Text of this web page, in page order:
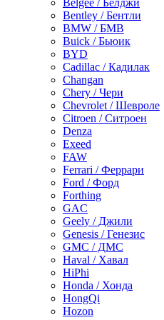
Belgee / Белджи
Bentley / Бентли
BMW / БМВ
Buick / Бьюик
BYD
Cadillac / Кадилак
Changan
Chery / Чери
Chevrolet / Шевроле
Citroen / Ситроен
Denza
Exeed
FAW
Ferrari / Феррари
Ford / Форд
Forthing
GAC
Geely / Джили
Genesis / Генезис
GMC / ДМС
Haval / Хавал
HiPhi
Honda / Хонда
HongQi
Hozon